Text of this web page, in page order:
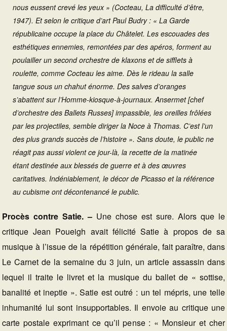
nous eussent crevé les yeux » (Cocteau, La difficulté d’être,
1947). Et selon le critique d’art Paul Budry : « La Garde
républicaine occupe la place du Châtelet. Les escouades des
esthétiques ennemies, remontées par des apéros, forment au
poulailler un second orchestre de klaxons et de sifflets à
roulette, comme Cocteau les aime. Dès le rideau la salle
tangue sous un chahut énorme. Des salves d’oranges
s’abattent sur l’Homme-kiosque-à-journaux. Ansermet [chef
d’orchestre des Ballets Russes] impassible, les oreilles frôlées
par les projectiles, semble diriger la Noce à Thomas. C’est l’un
des plus grands succès de l’histoire ». Sans doute, le public ne
réagit pas aussi violent ce jour-là, la recette de la matinée
étant destinée aux blessés de guerre et à des œuvres
caritatives. Indéniablement, le décor de Picasso et la référence
au cubisme ont décontenancé le public.
Procès contre Satie. – Une chose est sure. Alors que le
critique Jean Poueigh avait félicité Satie à propos de sa
musique à l’issue de la répétition générale, fait paraître, dans
Le Carnet de la semaine du 3 juin, un article assassin dans
lequel il traite le livret et la musique du ballet de « sottise,
banalité et ineptie ». Satie est outré : un tel mépris, une telle
inhumanité lui sont insupportables. Il envoie au critique une
carte postale exprimant ce qu’il pense : « Monsieur et cher